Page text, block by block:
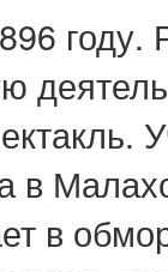
году.
в
в